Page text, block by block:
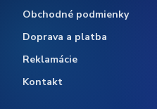
Obchodné podmienky
Doprava a platba
Reklamácie
Kontakt